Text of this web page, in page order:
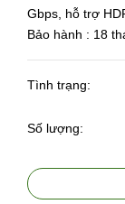
Gbps, hỗ trợ
Bảo hành : 18
Tình trạng:
Số lượng: